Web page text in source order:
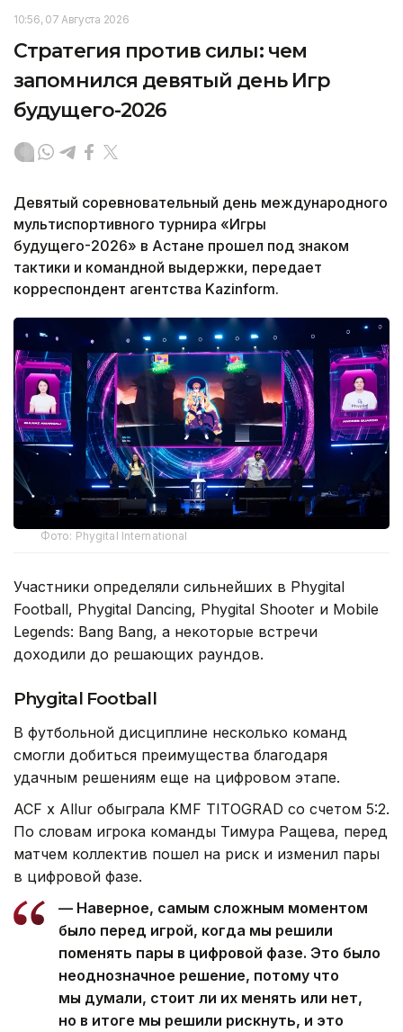
10:56, 07 Августа 2026
Стратегия против силы: чем
запомнился девятый день Игр
будущего-2026
Девятый соревновательный день международного
мультиспортивного турнира «Игры
будущего-2026» в Астане прошел под знаком
тактики и командной выдержки, передает
корреспондент агентства Kazinform.
Фото: Phygital International
Участники определяли сильнейших в Phygital
Football, Phygital Dancing, Phygital Shooter и Mobile
Legends: Bang Bang, а некоторые встречи
доходили до решающих раундов.
Phygital Football
В футбольной дисциплине несколько команд
смогли добиться преимущества благодаря
удачным решениям еще на цифровом этапе.
ACF x Allur обыграла KMF TITOGRAD со счетом 5:2.
По словам игрока команды Тимура Ращева, перед
матчем коллектив пошел на риск и изменил пары
в цифровой фазе.
— Наверное, самым сложным моментом
было перед игрой, когда мы решили
поменять пары в цифровой фазе. Это было
неоднозначное решение, потому что
мы думали, стоит ли их менять или нет,
но в итоге мы решили рискнуть, и это